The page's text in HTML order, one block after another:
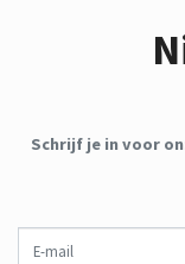
Schrijf je in voor